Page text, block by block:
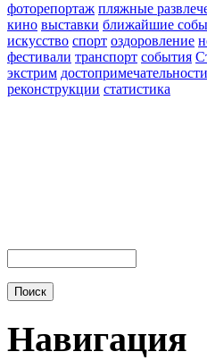
фоторепортаж пляжные
кино выставки ближайшие
искусство спорт оздоровление
фестивали транспорт события
экстрим достопримечательности
реконструкции статистика
Навигация